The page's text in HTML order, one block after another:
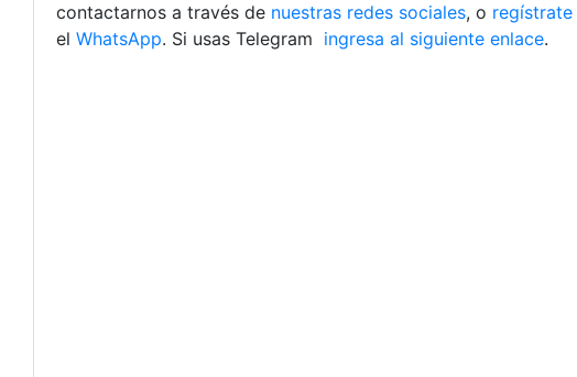
contactarnos a través de nuestras redes sociales, o regístrate
el WhatsApp. Si usas Telegram ingresa al siguiente enlace.